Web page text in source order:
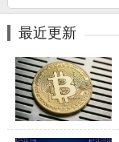
最近更新